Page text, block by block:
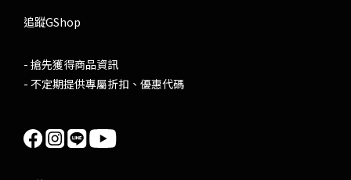
追蹤GShop
- 搶先獲得商品資訊
- 不定期提供專屬折扣、優惠代碼